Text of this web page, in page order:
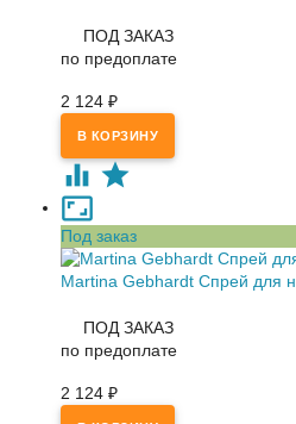
ПОД ЗАКАЗ
по предоплате
2 124 ₽
Под заказ
Martina Gebhardt Спрей для
ПОД ЗАКАЗ
по предоплате
2 124 ₽